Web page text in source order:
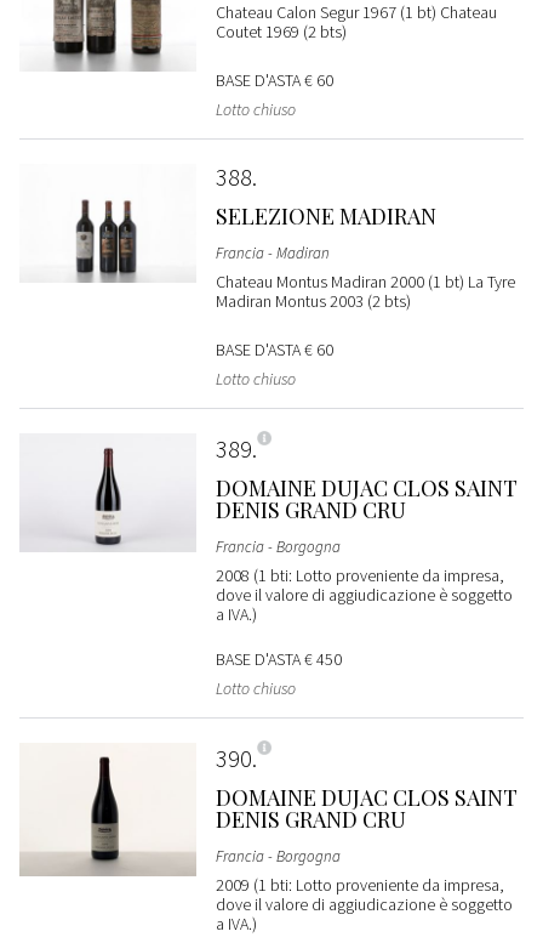
Chateau Calon Segur 1967 (1 bt) Chateau
Coutet 1969 (2 bts)
BASE D'ASTA€ 60
Lotto chiuso
388
SELEZIONE MADIRAN
Francia - Madiran
Chateau Montus Madiran 2000 (1 bt) La Tyre
Madiran Montus 2003 (2 bts)
BASE D'ASTA€ 60
Lotto chiuso
389
DOMAINE DUJAC CLOS SAINT
DENIS GRAND CRU
Francia - Borgogna
2008 (1 bti: Lotto proveniente da impresa,
dove il valore di aggiudicazione è soggetto
a IVA.)
BASE D'ASTA€ 450
Lotto chiuso
390
DOMAINE DUJAC CLOS SAINT
DENIS GRAND CRU
Francia - Borgogna
2009 (1 bti: Lotto proveniente da impresa,
dove il valore di aggiudicazione è soggetto
a IVA.)